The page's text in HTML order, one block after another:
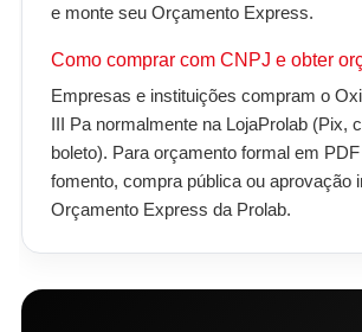
e monte seu Orçamento Express.
Como comprar com CNPJ e obter
Empresas e instituições compram o
III Pa normalmente na LojaProlab (Pix,
boleto). Para orçamento formal em
fomento, compra pública ou
Orçamento Express da Prolab.